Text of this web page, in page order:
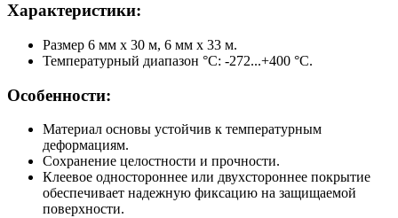
Характеристики:
Размер 6 мм х 30 м, 6 мм х 33 м.
Температурный диапазон °C: -272...+400 °C.
Особенности:
Материал основы устойчив к температурным
деформациям.
Сохранение целостности и прочности.
Клеевое одностороннее или двухстороннее покрытие
обеспечивает надежную фиксацию на защищаемой
поверхности.